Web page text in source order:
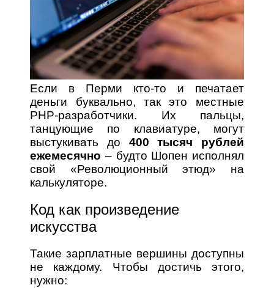
Если в Перми кто-то и печатает
деньги буквально, так это местные
PHP-разработчики. Их пальцы,
танцующие по клавиатуре, могут
выстукивать до 400 тысяч рублей
ежемесячно – будто Шопен исполнял
свой «Революционный этюд» на
калькуляторе.
Код как произведение
искусства
Такие зарплатные вершины доступны
не каждому. Чтобы достичь этого,
нужно: